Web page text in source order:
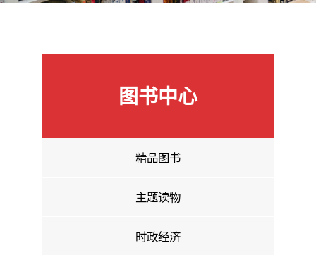
图书中心
精品图书
主题读物
时政经济